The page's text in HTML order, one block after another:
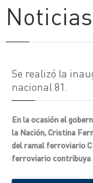
Noticias
Se realizó la
nacional 81.
En la ocasión el
la Nación, Cristina
del ramal ferroviario
ferroviario contribuya